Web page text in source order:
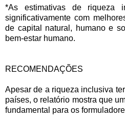
*As estimativas de riqueza
significativamente com
de capital natural, humano e
bem-estar humano.
RECOMENDAÇÕES
Apesar de a riqueza inclusiva
países, o relatório mostra que
fundamental para os